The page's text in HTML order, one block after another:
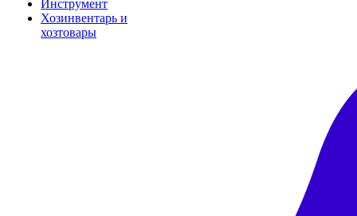
Инструмент
Хозинвентарь и
хозтовары